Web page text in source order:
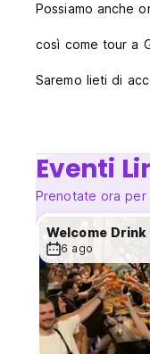
Possiamo anche
così come tour a
Saremo lieti di
De Boca en
e accanto alla
ostello si può
anche al parco
piatti tipici di
un giro in
fabbrica di sigari,
un'oasi di pace.
Eventi
Prenotate ora
Welcome Drink
6 ago